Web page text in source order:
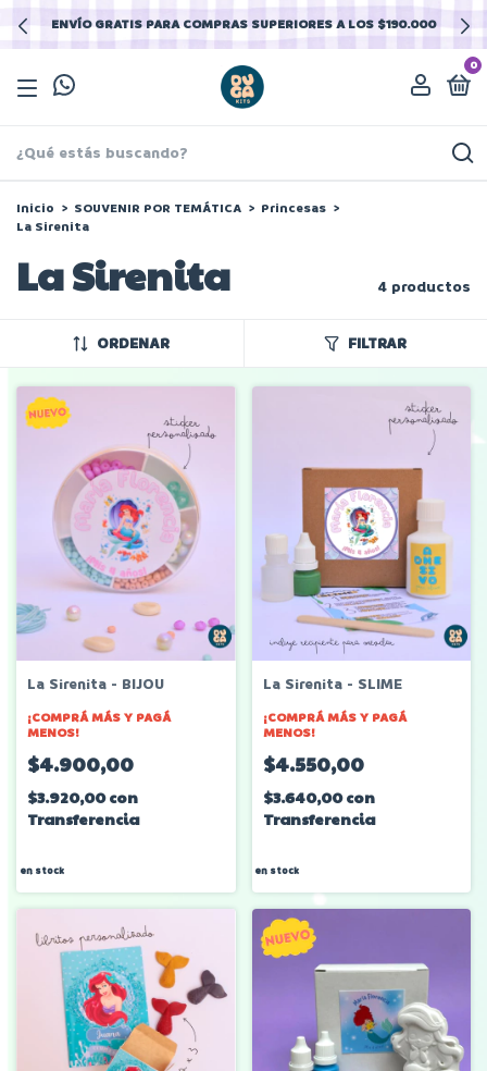
ENVÍO GRATIS PARA COMPRAS SUPERIORES A LOS $190.000
0
Inicio > SOUVENIR POR TEMÁTICA > Princesas >
La Sirenita
La Sirenita 4 productos
ORDENAR FILTRAR
La Sirenita - BIJOU
¡COMPRÁ MÁS Y PAGÁ
MENOS!
$4.900,00
$3.920,00con
Transferencia
en stock
La Sirenita - SLIME
¡COMPRÁ MÁS Y PAGÁ
MENOS!
$4.550,00
$3.640,00con
Transferencia
en stock